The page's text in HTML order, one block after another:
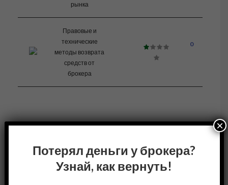
рынка
Правовые и
технические
методы возврата
средств от
брокера
0
Потерял свои средства у юридической
компании?
Потерял деньги у брокера?
Узнай, как вернуть!
×